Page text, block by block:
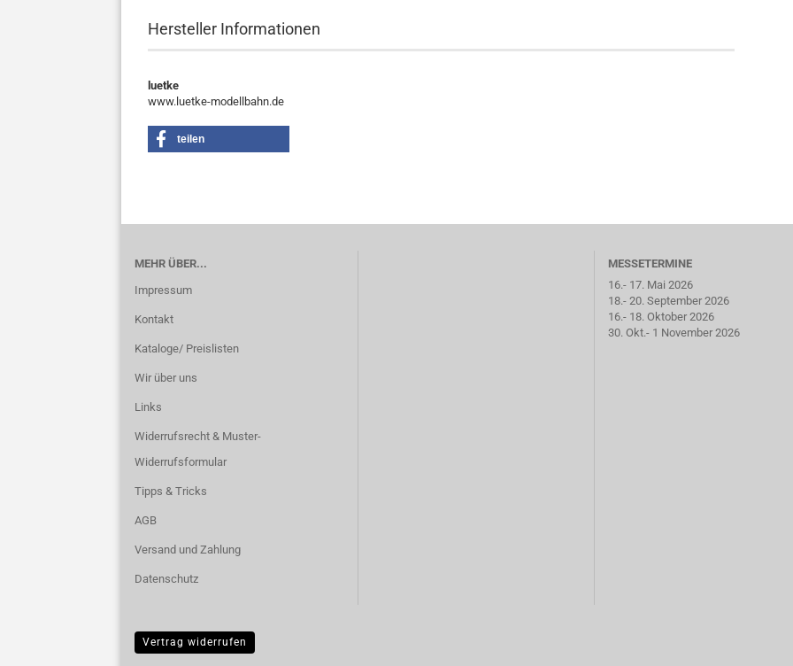
Hersteller Informationen
luetke
www.luetke-modellbahn.de
teilen
MEHR ÜBER...
Impressum
Kontakt
Kataloge/ Preislisten
Wir über uns
Links
Widerrufsrecht & Muster-
Widerrufsformular
Tipps & Tricks
AGB
Versand und Zahlung
Datenschutz
MESSETERMINE
16.- 17. Mai 2026
18.- 20. September 2026
16.- 18. Oktober 2026
30. Okt.- 1 November 2026
Vertrag widerrufen